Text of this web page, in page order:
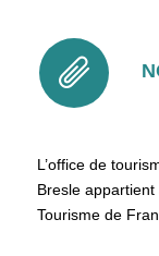
L’office de
Bresle
Tourisme de